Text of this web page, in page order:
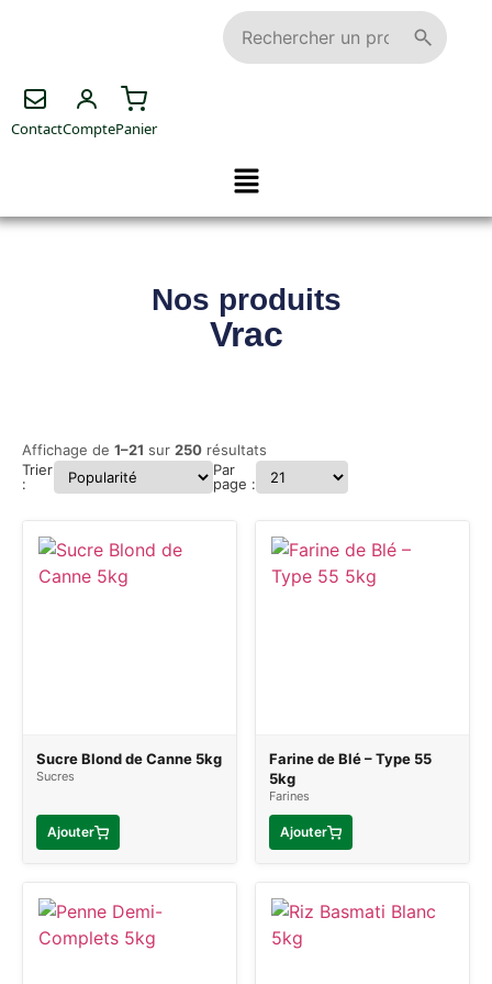
ContactComptePanier
Nos produits
Vrac
Affichage de 1–21 sur 250 résultats
Trier
:
Par
page :
Sucre Blond de Canne 5kg
Sucres
Ajouter
Farine de Blé – Type 55
5kg
Farines
Ajouter